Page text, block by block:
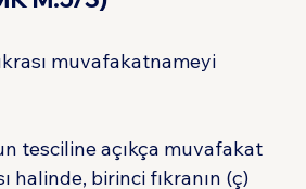
muvafakatnameyi
tesciline açıkça muvafakat
halinde, birinci fıkranın (ç)